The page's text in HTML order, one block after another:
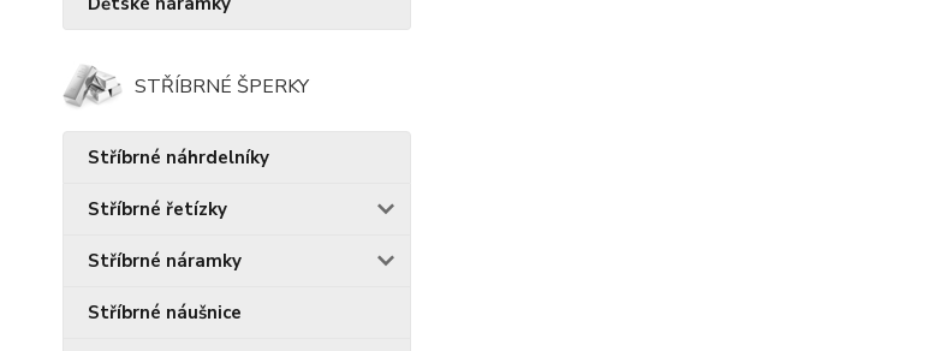
STŘÍBRNÉ ŠPERKY
Stříbrné náhrdelníky
Stříbrné řetízky
Stříbrné náramky
Stříbrné náušnice